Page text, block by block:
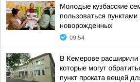
Молодые кузбасские
пользоваться
новорожденных
09:54
В Кемерове расширили
которые могут
пункт проката вещей